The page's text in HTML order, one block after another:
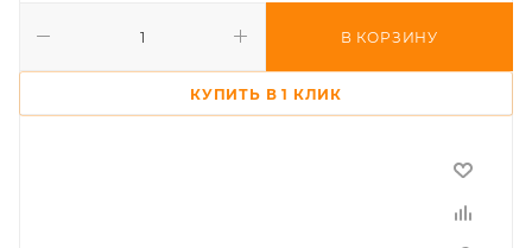
В КОРЗИНУ
КУПИТЬ В 1 КЛИК